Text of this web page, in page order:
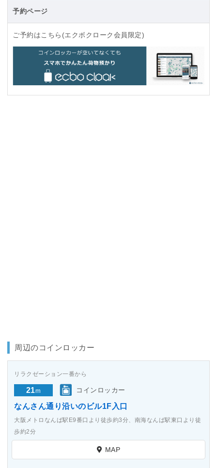
予約ページ
ご予約はこちら(エクボクローク会員限定)
周辺のコインロッカー
リラクゼーション一番から
21m コインロッカー
なんさん通り沿いのビル1F入口
大阪メトロなんば駅E9番口より徒歩約3分、南海なんば駅東口より徒
歩約2分
MAP